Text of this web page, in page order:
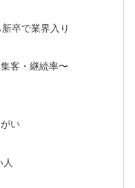
卒で業界入り
客・継続率〜
い